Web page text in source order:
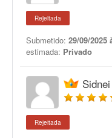
Rejeitada
Submetido: 29/09/2025
estimada: Privado
Rejeitada